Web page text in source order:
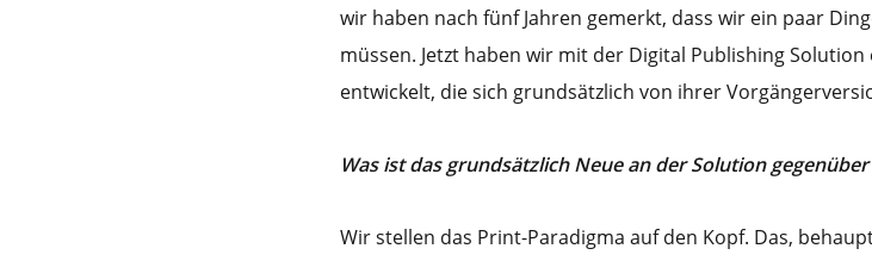
wir haben nach fünf Jahren gemerkt, dass wir ein paar
müssen. Jetzt haben wir mit der Digital Publishing
entwickelt, die sich grundsätzlich von ihrer
Was ist das grundsätzlich Neue an der Solution
Wir stellen das Print-Paradigma auf den Kopf. Das,